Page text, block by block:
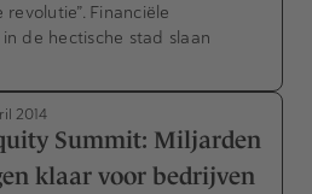
revolutie”. Financiële
de hectische stad slaan
2014
Summit: Miljarden
klaar voor bedrijven